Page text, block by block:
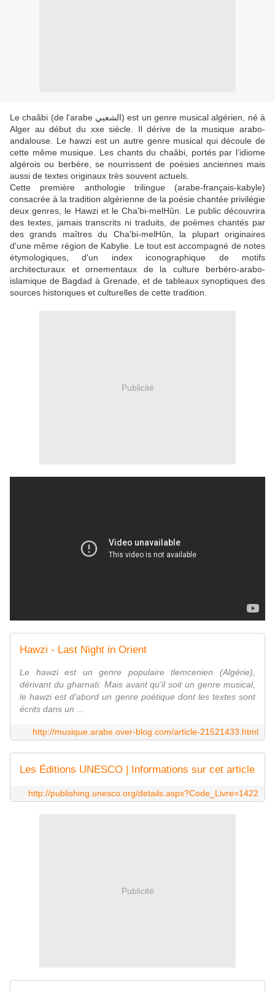
Le chaâbi (de l'arabe الشعبي) est un genre musical algérien, né à
Alger au début du xxe siècle. Il dérive de la musique arabo-
andalouse. Le hawzi est un autre genre musical qui découle de
cette même musique. Les chants du chaâbi, portés par l’idiome
algérois ou berbère, se nourrissent de poésies anciennes mais
aussi de textes originaux très souvent actuels.
Cette première anthologie trilingue (arabe-français-kabyle)
consacrée à la tradition algérienne de la poésie chantée privilégie
deux genres, le Hawzi et le Cha'bi-melHûn. Le public découvrira
des textes, jamais transcrits ni traduits, de poèmes chantés par
des grands maîtres du Cha'bi-melHûn, la plupart originaires
d'une même région de Kabylie. Le tout est accompagné de notes
étymologiques, d'un index iconographique de motifs
architecturaux et ornementaux de la culture berbéro-arabo-
islamique de Bagdad à Grenade, et de tableaux synoptiques des
sources historiques et culturelles de cette tradition.
Publicité
Hawzi - Last Night in Orient
Le hawzi est un genre populaire tlemcenien (Algérie),
dérivant du gharnati. Mais avant qu'il soit un genre musical,
le hawzi est d'abord un genre poétique dont les textes sont
écrits dans un ...
http://musique.arabe.over-blog.com/article-21521433.html
Les Éditions UNESCO | Informations sur cet article
http://publishing.unesco.org/details.aspx?Code_Livre=1422
Publicité